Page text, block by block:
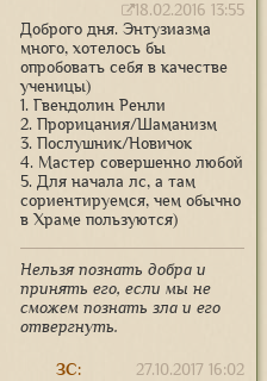
18.02.2016 13:55
Доброго дня. Энтузиазма
много, хотелось бы
опробовать себя в качестве
ученицы)
1. Гвендолин Ренли
2. Прорицания/Шаманизм
3. Послушник/Новичок
4. Мастер совершенно любой
5. Для начала лс, а там
сориентируемся, чем обычно
в Храме пользуются)
Нельзя познать добра и
принять его, если мы не
сможем познать зла и его
отвергнуть.
27.10.2017 16:02
ЗС: